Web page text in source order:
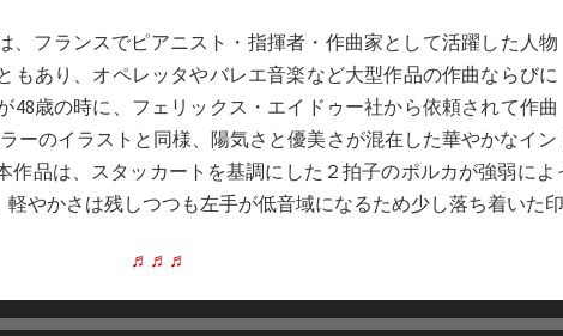
フランスでピアニスト・指揮者・作曲家として活躍した人物
あり、オペレッタやバレエ音楽など大型作品の作曲ならびに
歳の時に、フェリックス・エイドゥー社から依頼されて作曲
ーのイラストと同様、陽気さと優美さが混在した華やかなイ
品は、スタッカートを基調にした２拍子のポルカが強弱に
やかさは残しつつも左手が低音域になるため少し落ち着いた
♬ ♬ ♬